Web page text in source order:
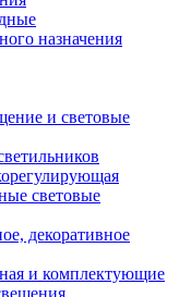
назначения
и световые
световые
декоративное
и комплектующие